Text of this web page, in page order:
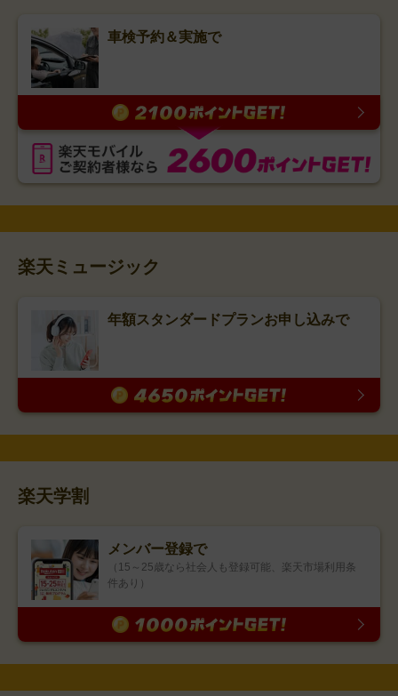
車検予約＆実施で
楽天ミュージック
年額スタンダードプランお申し込みで
楽天学割
メンバー登録で
（15～25歳なら社会人も登録可能、楽天市場利用条
件あり）